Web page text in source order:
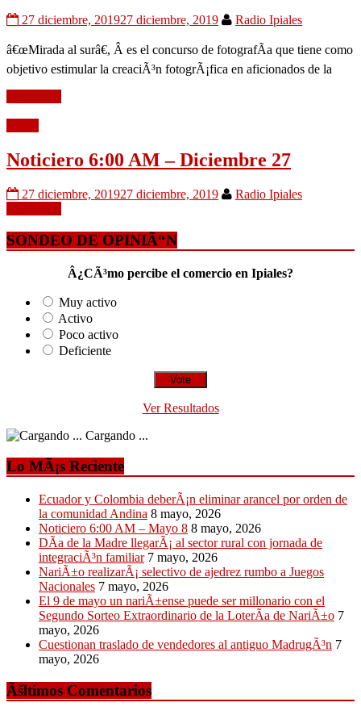
27 diciembre, 201927 diciembre, 2019 Radio Ipiales
â€œMirada al surâ€, Â es el concurso de fotografÃ­a que tiene como
objetivo estimular la creaciÃ³n fotogrÃ¡fica en aficionados de la
Noticiero 6:00 AM – Diciembre 27
27 diciembre, 201927 diciembre, 2019
Radio Ipiales
SONDEO DE OPINIÃ“N
Â¿CÃ³mo percibe el comercio en Ipiales?
Muy activo
Activo
Poco activo
Deficiente
Ver Resultados
Cargando ...
Lo MÃ¡s Reciente
Ecuador y Colombia deberÃ¡n eliminar arancel por orden de
la comunidad Andina 8 mayo, 2026
Noticiero 6:00 AM – Mayo 8 8 mayo, 2026
DÃ­a de la Madre llegarÃ¡ al sector rural con jornada de
integraciÃ³n familiar 7 mayo, 2026
NariÃ±o realizarÃ¡ selectivo de ajedrez rumbo a Juegos
Nacionales 7 mayo, 2026
El 9 de mayo un nariÃ±ense puede ser millonario con el
Segundo Sorteo Extraordinario de la LoterÃ­a de NariÃ±o 7
mayo, 2026
Cuestionan traslado de vendedores al antiguo MadrugÃ³n 7
mayo, 2026
Ãšltimos Comentarios